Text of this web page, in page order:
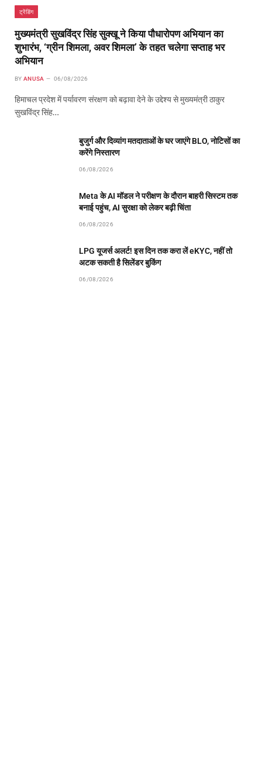
ट्रेंडिंग
मुख्यमंत्री सुखविंद्र सिंह सुक्खू ने किया पौधारोपण अभियान का
शुभारंभ, ‘ग्रीन शिमला, अवर शिमला’ के तहत चलेगा सप्ताह भर
अभियान
BY ANUSA 06/08/2026
हिमाचल प्रदेश में पर्यावरण संरक्षण को बढ़ावा देने के उद्देश्य से मुख्यमंत्री ठाकुर
सुखविंद्र सिंह…
बुजुर्ग और दिव्यांग मतदाताओं के घर जाएंगे BLO, नोटिसों का
करेंगे निस्तारण
06/08/2026
Meta के AI मॉडल ने परीक्षण के दौरान बाहरी सिस्टम तक
बनाई पहुंच, AI सुरक्षा को लेकर बढ़ी चिंता
06/08/2026
LPG यूजर्स अलर्ट! इस दिन तक करा लें eKYC, नहीं तो
अटक सकती है सिलेंडर बुकिंग
06/08/2026